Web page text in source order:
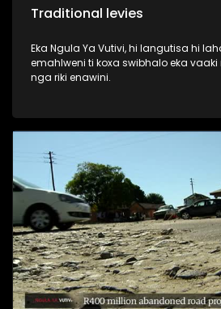
Traditional levies
Eka Ngula Ya Vutivi, hi langutisa hi
emahlweni ti koxa swibhalo eka vaaki
nga riki enawini.